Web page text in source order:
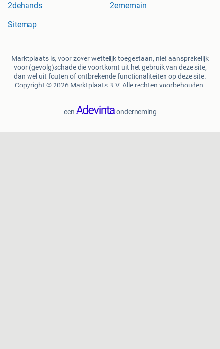
2dehands
2ememain
Sitemap
Marktplaats is, voor zover wettelijk toegestaan, niet aansprakelijk
voor (gevolg)schade die voortkomt uit het gebruik van deze site,
dan wel uit fouten of ontbrekende functionaliteiten op deze site.
Copyright © 2026 Marktplaats B.V. Alle rechten voorbehouden.
een onderneming